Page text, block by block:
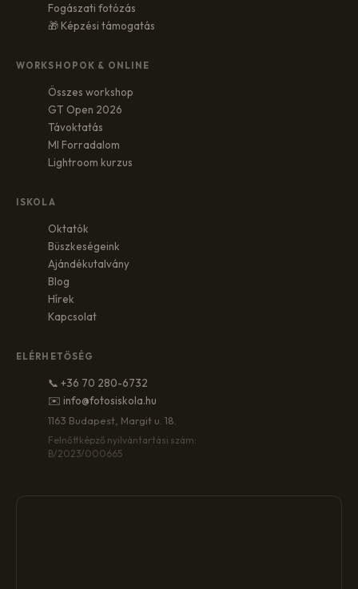
Fogászati fotózás
🎁 Képzési támogatás
WORKSHOPOK & ONLINE
Összes workshop
GT Open 2026
Távoktatás
MI Forradalom
Lightroom kurzus
ISKOLA
Oktatók
Büszkeségeink
Ajándékutalvány
Blog
Hírek
Kapcsolat
ELÉRHETŐSÉG
📞 +36 70 280-6732
✉️ info@fotosiskola.hu
1163 Budapest, Margit u. 18.
Felnőttképző nyilvántartási szám:
B/2023/000665